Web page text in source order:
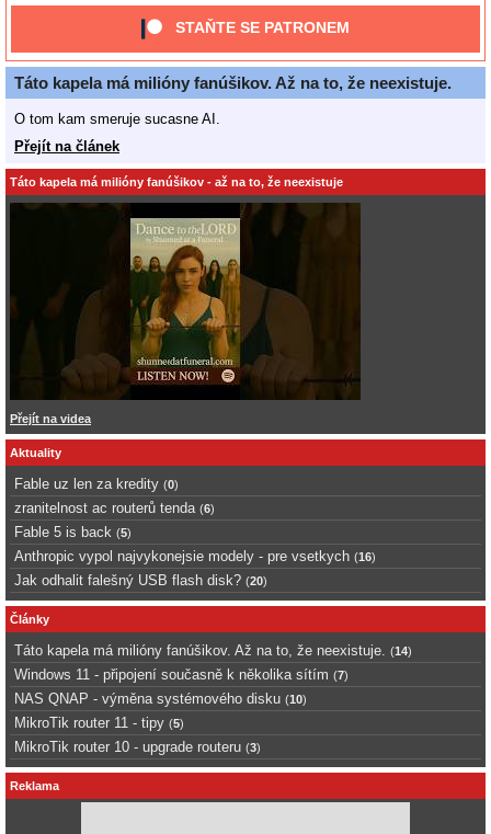
STAŇTE SE PATRONEM
Táto kapela má milióny fanúšikov. Až na to, že neexistuje.
O tom kam smeruje sucasne AI.
Přejít na článek
Táto kapela má milióny fanúšikov - až na to, že neexistuje
Přejít na videa
Aktuality
Fable uz len za kredity (0)
zranitelnost ac routerů tenda (6)
Fable 5 is back (5)
Anthropic vypol najvykonejsie modely - pre vsetkych (16)
Jak odhalit falešný USB flash disk? (20)
Články
Táto kapela má milióny fanúšikov. Až na to, že neexistuje. (14)
Windows 11 - připojení současně k několika sítím (7)
NAS QNAP - výměna systémového disku (10)
MikroTik router 11 - tipy (5)
MikroTik router 10 - upgrade routeru (3)
Reklama